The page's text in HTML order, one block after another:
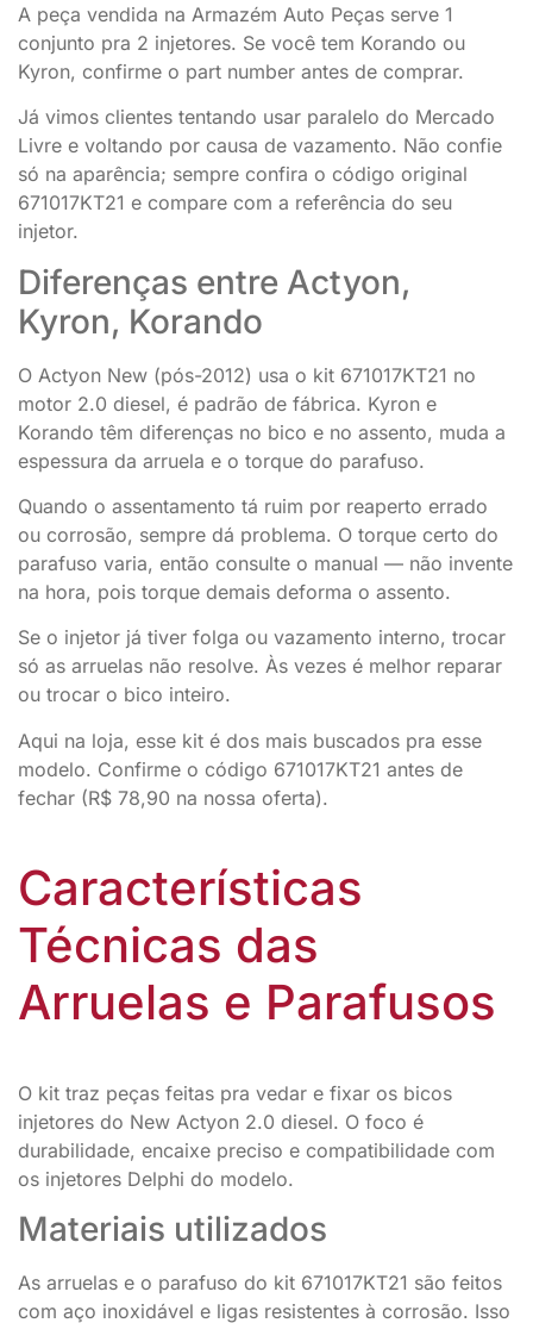
A peça vendida na Armazém Auto Peças serve 1
conjunto pra 2 injetores. Se você tem Korando ou
Kyron, confirme o part number antes de comprar.
Já vimos clientes tentando usar paralelo do Mercado
Livre e voltando por causa de vazamento. Não confie
só na aparência; sempre confira o código original
671017KT21 e compare com a referência do seu
injetor.
Diferenças entre Actyon,
Kyron, Korando
O Actyon New (pós-2012) usa o kit 671017KT21 no
motor 2.0 diesel, é padrão de fábrica. Kyron e
Korando têm diferenças no bico e no assento, muda a
espessura da arruela e o torque do parafuso.
Quando o assentamento tá ruim por reaperto errado
ou corrosão, sempre dá problema. O torque certo do
parafuso varia, então consulte o manual — não invente
na hora, pois torque demais deforma o assento.
Se o injetor já tiver folga ou vazamento interno, trocar
só as arruelas não resolve. Às vezes é melhor reparar
ou trocar o bico inteiro.
Aqui na loja, esse kit é dos mais buscados pra esse
modelo. Confirme o código 671017KT21 antes de
fechar (R$ 78,90 na nossa oferta).
Características
Técnicas das
Arruelas e Parafusos
O kit traz peças feitas pra vedar e fixar os bicos
injetores do New Actyon 2.0 diesel. O foco é
durabilidade, encaixe preciso e compatibilidade com
os injetores Delphi do modelo.
Materiais utilizados
As arruelas e o parafuso do kit 671017KT21 são feitos
com aço inoxidável e ligas resistentes à corrosão. Isso